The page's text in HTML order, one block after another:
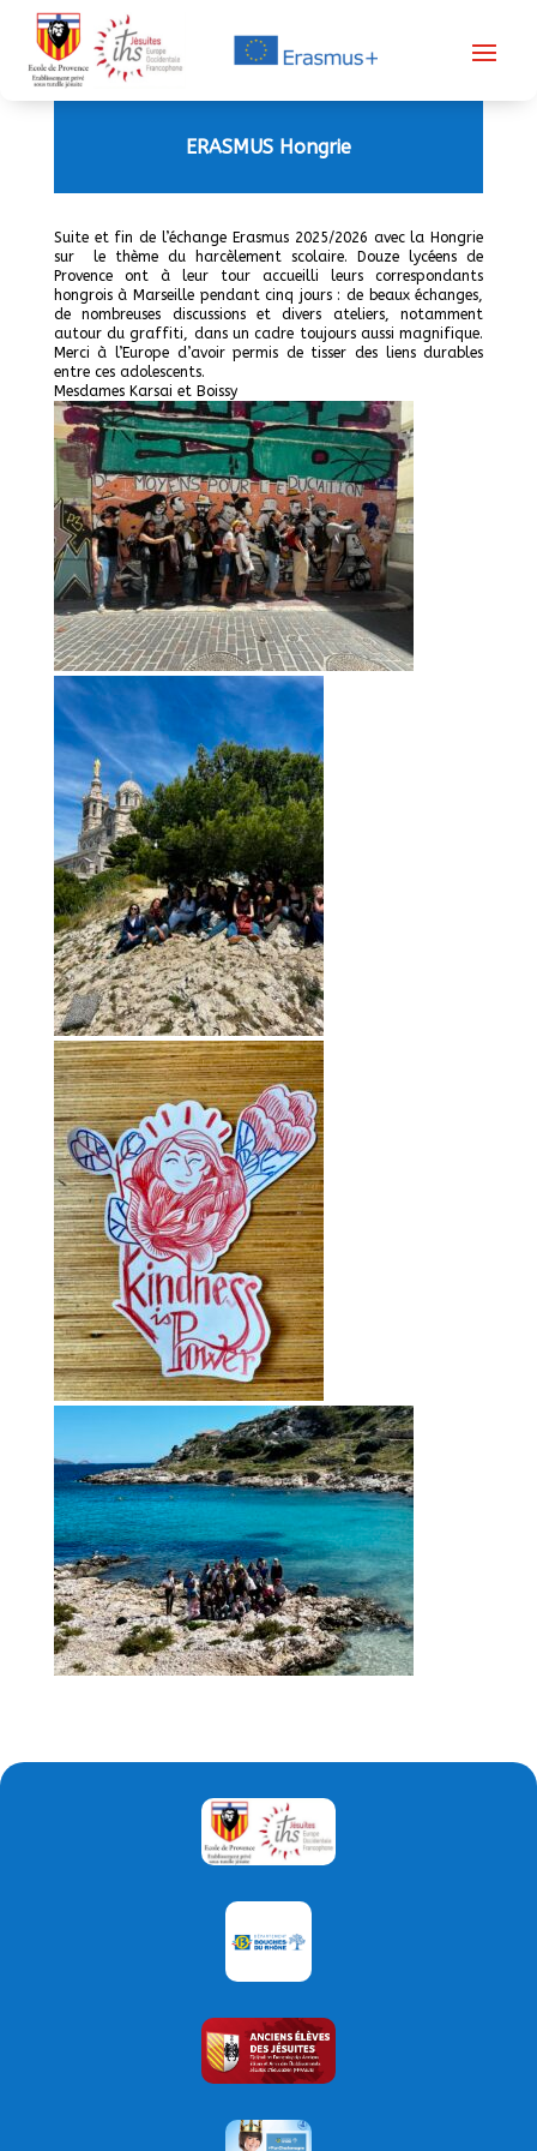
ERASMUS Hongrie
Suite et fin de l’échange Erasmus 2025/2026 avec la Hongrie
sur le thème du harcèlement scolaire. Douze lycéens de
Provence ont à leur tour accueilli leurs correspondants
hongrois à Marseille pendant cinq jours : de beaux échanges,
de nombreuses discussions et divers ateliers, notamment
autour du graffiti, dans un cadre toujours aussi magnifique.
Merci à l’Europe d’avoir permis de tisser des liens durables
entre ces adolescents.
Mesdames Karsai et Boissy